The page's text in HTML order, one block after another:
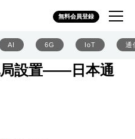
無料会員登録
AI 6G IoT 通
局設置――日本通